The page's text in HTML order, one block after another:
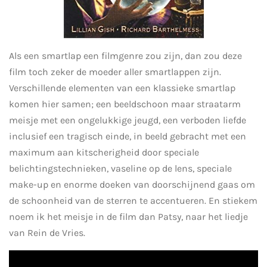
Als een smartlap een filmgenre zou zijn, dan zou deze
film toch zeker de moeder aller smartlappen zijn.
Verschillende elementen van een klassieke smartlap
komen hier samen; een beeldschoon maar straatarm
meisje met een ongelukkige jeugd, een verboden liefde
inclusief een tragisch einde, in beeld gebracht met een
maximum aan kitscherigheid door speciale
belichtingstechnieken, vaseline op de lens, speciale
make-up en enorme doeken van doorschijnend gaas om
de schoonheid van de sterren te accentueren. En stiekem
noem ik het meisje in de film dan Patsy, naar het liedje
van Rein de Vries.